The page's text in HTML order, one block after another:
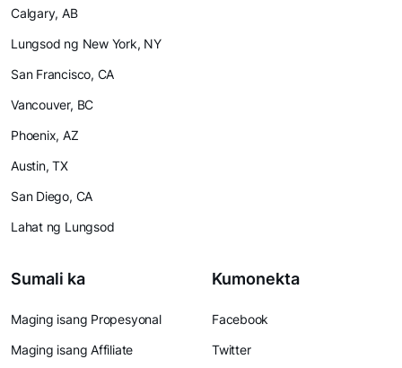
Calgary, AB
Lungsod ng New York, NY
San Francisco, CA
Vancouver, BC
Phoenix, AZ
Austin, TX
San Diego, CA
Lahat ng Lungsod
Sumali ka
Maging isang Propesyonal
Maging isang Affiliate
Kumonekta
Facebook
Twitter